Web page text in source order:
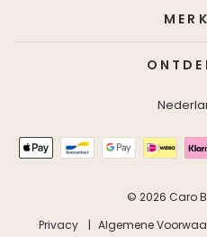
Taal
© 2026 Caro
Privacy
Algemene